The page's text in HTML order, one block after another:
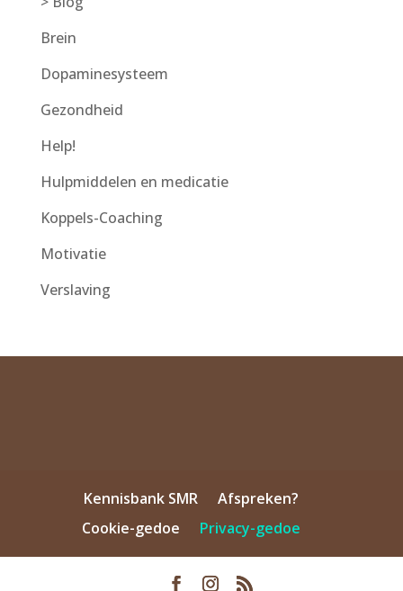
Brein
Dopaminesysteem
Gezondheid
Help!
Hulpmiddelen en medicatie
Koppels-Coaching
Motivatie
Verslaving
Kennisbank SMR
Afspreken?
Cookie-gedoe
Privacy-gedoe